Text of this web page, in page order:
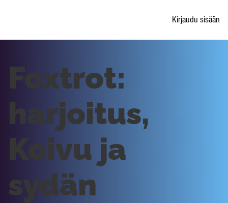
Kirjaudu sisään
Foxtrot:
harjoitus,
Koivu ja
sydän